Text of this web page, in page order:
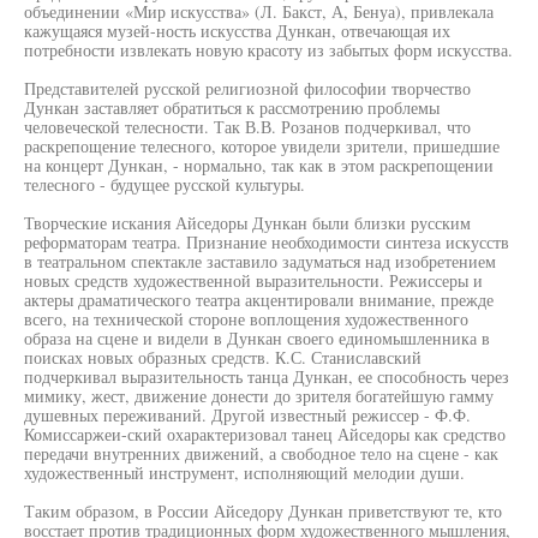
объединении «Мир искусства» (Л. Бакст, А, Бенуа), привлекала
кажущаяся музей-ность искусства Дункан, отвечающая их
потребности извлекать новую красоту из забытых форм искусства.
Представителей русской религиозной философии творчество
Дункан заставляет обратиться к рассмотрению проблемы
человеческой телесности. Так В.В. Розанов подчеркивал, что
раскрепощение телесного, которое увидели зрители, пришедшие
на концерт Дункан, - нормально, так как в этом раскрепощении
телесного - будущее русской культуры.
Творческие искания Айседоры Дункан были близки русским
реформаторам театра. Признание необходимости синтеза искусств
в театральном спектакле заставило задуматься над изобретением
новых средств художественной выразительности. Режиссеры и
актеры драматического театра акцентировали внимание, прежде
всего, на технической стороне воплощения художественного
образа на сцене и видели в Дункан своего единомышленника в
поисках новых образных средств. К.С. Станиславский
подчеркивал выразительность танца Дункан, ее способность через
мимику, жест, движение донести до зрителя богатейшую гамму
душевных переживаний. Другой известный режиссер - Ф.Ф.
Комиссаржеи-ский охарактеризовал танец Айседоры как средство
передачи внутренних движений, а свободное тело на сцене - как
художественный инструмент, исполняющий мелодии души.
Таким образом, в России Айседору Дункан приветствуют те, кто
восстает против традиционных форм художественного мышления,